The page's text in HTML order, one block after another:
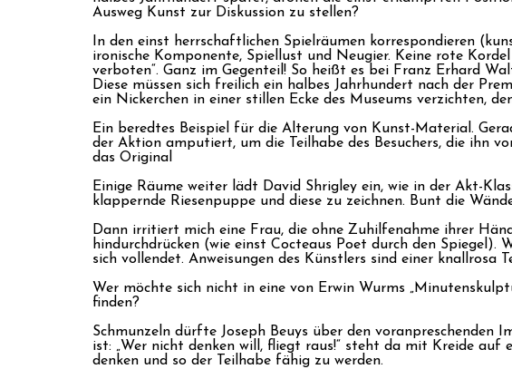
Ausweg Kunst zur Diskussion zu stellen?
In den einst herrschaftlichen Spielräumen korrespondieren
ironische Komponente, Spiellust und Neugier. Keine rote
verboten“. Ganz im Gegenteil! So heißt es bei Franz Erhard
Diese müssen sich freilich ein halbes Jahrhundert nach der
ein Nickerchen in einer stillen Ecke des Museums verzichten,
Ein beredtes Beispiel für die Alterung von Kunst-Material.
der Aktion amputiert, um die Teilhabe des Besuchers, die ihn
das Original
Einige Räume weiter lädt David Shrigley ein, wie in der Akt-
klappernde Riesenpuppe und diese zu zeichnen. Bunt die
Dann irritiert mich eine Frau, die ohne Zuhilfenahme ihrer
hindurchdrücken (wie einst Cocteaus Poet durch den
sich vollendet. Anweisungen des Künstlers sind einer knallrosa
Wer möchte sich nicht in eine von Erwin Wurms
finden?
Schmunzeln dürfte Joseph Beuys über den
ist: „Wer nicht denken will, fliegt raus!“ steht da mit Kreide
denken und so der Teilhabe fähig zu werden.